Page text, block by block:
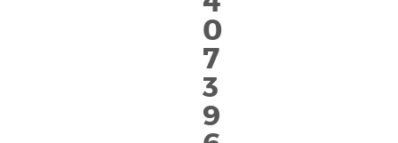
0
7
3
9